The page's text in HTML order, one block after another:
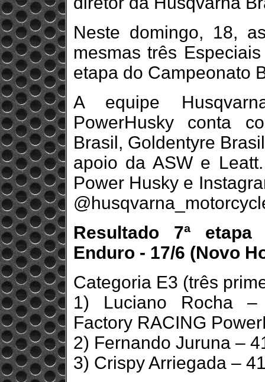
Neste domingo, 18,
mesmas três
etapa do Campeonato
A equipe
PowerHusky conta
Brasil, Goldentyre
apoio da ASW e
Power Husky e
Resultado 7ª etapa
Enduro - 17/6 (Novo
Categoria E3 (três
1) Luciano Rocha –
Factory RACING
2) Fernando Juruna –
3) Crispy Arriegada –